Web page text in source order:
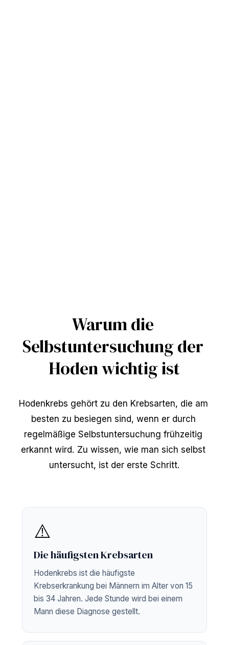
Warum die
Selbstuntersuchung der
Hoden wichtig ist
Hodenkrebs gehört zu den Krebsarten, die am
besten zu besiegen sind, wenn er durch
regelmäßige Selbstuntersuchung frühzeitig
erkannt wird. Zu wissen, wie man sich selbst
untersucht, ist der erste Schritt.
⚠️
Die häufigsten Krebsarten
Hodenkrebs ist die häufigste
Krebserkrankung bei Männern im Alter von 15
bis 34 Jahren. Jede Stunde wird bei einem
Mann diese Diagnose gestellt.